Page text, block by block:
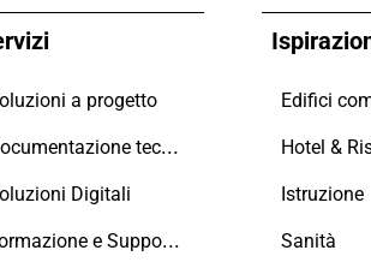
a progetto
Documentazione tecnica
Digitali
Formazione e Supporto
Hotel &
Istruzione
Sanità